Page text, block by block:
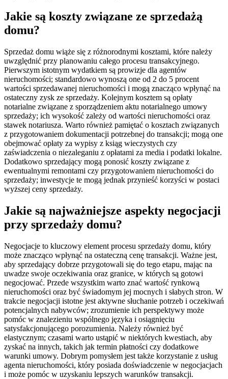
Jakie są koszty związane ze sprzedażą
domu?
Sprzedaż domu wiąże się z różnorodnymi kosztami, które należy
uwzględnić przy planowaniu całego procesu transakcyjnego.
Pierwszym istotnym wydatkiem są prowizje dla agentów
nieruchomości; standardowo wynoszą one od 2 do 5 procent
wartości sprzedawanej nieruchomości i mogą znacząco wpłynąć na
ostateczny zysk ze sprzedaży. Kolejnym kosztem są opłaty
notarialne związane z sporządzeniem aktu notarialnego umowy
sprzedaży; ich wysokość zależy od wartości nieruchomości oraz
stawek notariusza. Warto również pamiętać o kosztach związanych
z przygotowaniem dokumentacji potrzebnej do transakcji; mogą one
obejmować opłaty za wypisy z ksiąg wieczystych czy
zaświadczenia o niezaleganiu z opłatami za media i podatki lokalne.
Dodatkowo sprzedający mogą ponosić koszty związane z
ewentualnymi remontami czy przygotowaniem nieruchomości do
sprzedaży; inwestycje te mogą jednak przynieść korzyści w postaci
wyższej ceny sprzedaży.
Jakie są najważniejsze aspekty negocjacji
przy sprzedaży domu?
Negocjacje to kluczowy element procesu sprzedaży domu, który
może znacząco wpłynąć na ostateczną cenę transakcji. Ważne jest,
aby sprzedający dobrze przygotowali się do tego etapu, mając na
uwadze swoje oczekiwania oraz granice, w których są gotowi
negocjować. Przede wszystkim warto znać wartość rynkową
nieruchomości oraz być świadomym jej mocnych i słabych stron. W
trakcie negocjacji istotne jest aktywne słuchanie potrzeb i oczekiwań
potencjalnych nabywców; zrozumienie ich perspektywy może
pomóc w znalezieniu wspólnego języka i osiągnięciu
satysfakcjonującego porozumienia. Należy również być
elastycznym; czasami warto ustąpić w niektórych kwestiach, aby
zyskać na innych, takich jak termin płatności czy dodatkowe
warunki umowy. Dobrym pomysłem jest także korzystanie z usług
agenta nieruchomości, który posiada doświadczenie w negocjacjach
i może pomóc w uzyskaniu lepszych warunków transakcji.